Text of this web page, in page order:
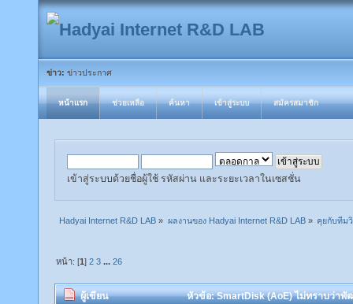
ข่าว: ข่าวประกาศ
หน้าแรก ช่วยเหลือ ค้นหา เข้าสู่ระบบ สมัครสมาชิก
เข้าสู่ระบบด้วยชื่อผู้ใช้ รหัสผ่าน และระยะเวลาในเซสชั่น
Hadyai Internet R&D LAB » ผลงานของ Hadyai Internet R&D LAB» คุยกับทีม
หน้า: [1]2 3 ...26
ผู้เขียน หัวข้อ: SmartDisk (AoE) ไม่ทราบว่า